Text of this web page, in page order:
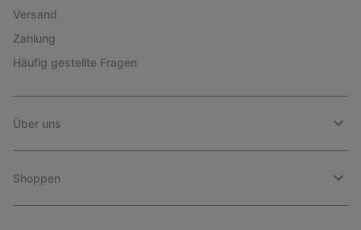
Versand
Zahlung
Häufig gestellte Fragen
Über uns
Shoppen